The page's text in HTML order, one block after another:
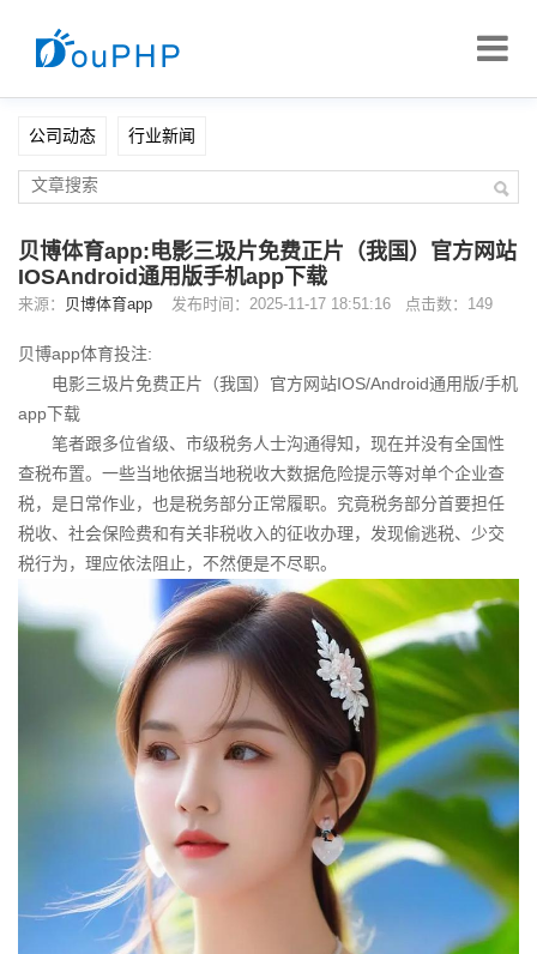
公司动态 行业新闻
贝博体育app:电影三圾片免费正片（我国）官方网站
IOSAndroid通用版手机app下载
来源： 贝博体育app 发布时间：2025-11-17 18:51:16 点击数：149
贝博app体育投注:
电影三圾片免费正片（我国）官方网站IOS/Android通用版/手机
app下载
笔者跟多位省级、市级税务人士沟通得知，现在并没有全国性
查税布置。一些当地依据当地税收大数据危险提示等对单个企业查
税，是日常作业，也是税务部分正常履职。究竟税务部分首要担任
税收、社会保险费和有关非税收入的征收办理，发现偷逃税、少交
税行为，理应依法阻止，不然便是不尽职。